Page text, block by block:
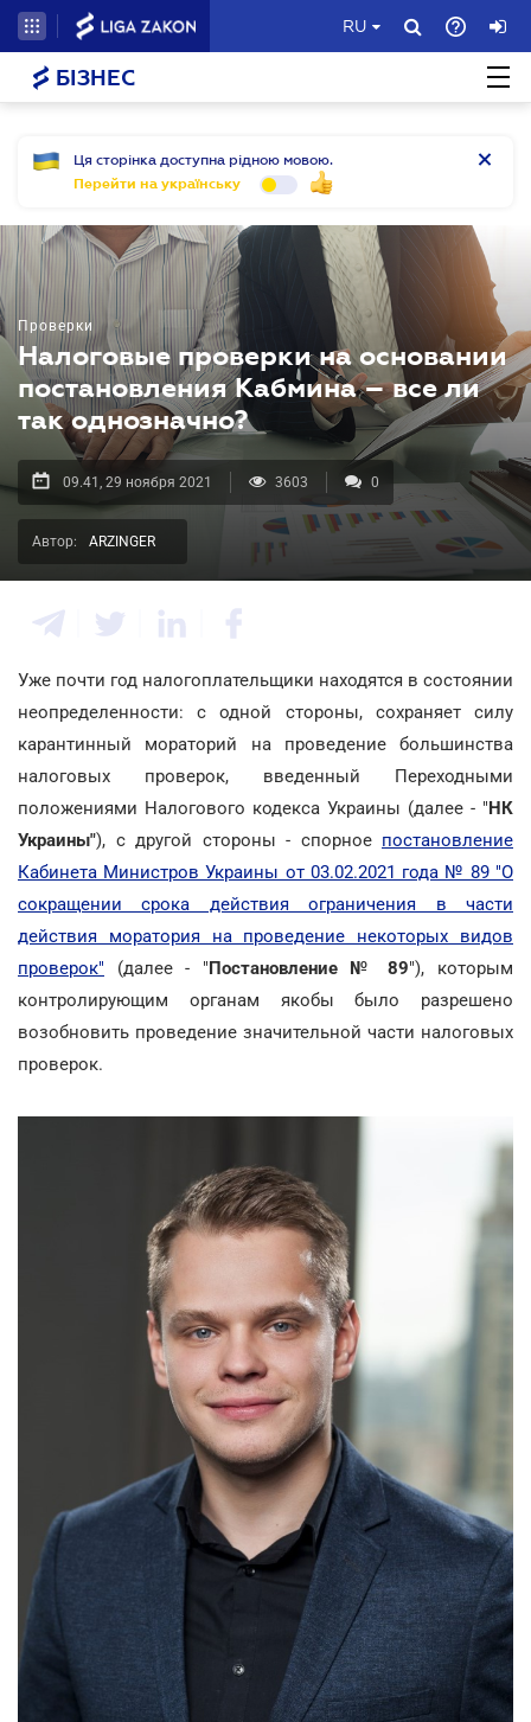
RU
БІЗНЕС
Ця сторінка доступна рідною мовою.
Перейти на українську
Проверки
Налоговые проверки на основании
постановления Кабмина – все ли
так однозначно?
09.41, 29 ноября 2021 3603 0
Автор: ARZINGER
Уже почти год налогоплательщики находятся в состоянии
неопределенности: с одной стороны, сохраняет силу
карантинный мораторий на проведение большинства
налоговых проверок, введенный Переходными
положениями Налогового кодекса Украины (далее - "НК
Украины"), с другой стороны - спорное постановление
Кабинета Министров Украины от 03.02.2021 года № 89 "О
сокращении срока действия ограничения в части
действия моратория на проведение некоторых видов
проверок" (далее - "Постановление № 89"), которым
контролирующим органам якобы было разрешено
возобновить проведение значительной части налоговых
проверок.